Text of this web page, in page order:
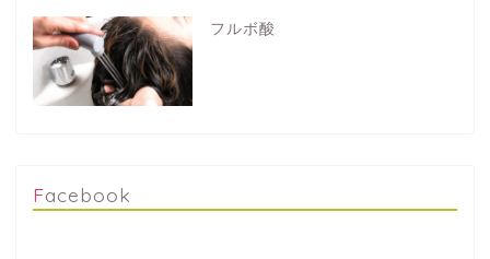
フルボ酸
Facebook